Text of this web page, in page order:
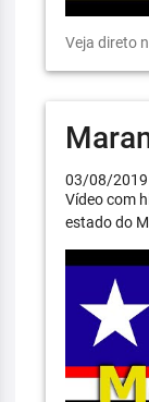
Veja direto
03/08/2019
Vídeo com
estado do